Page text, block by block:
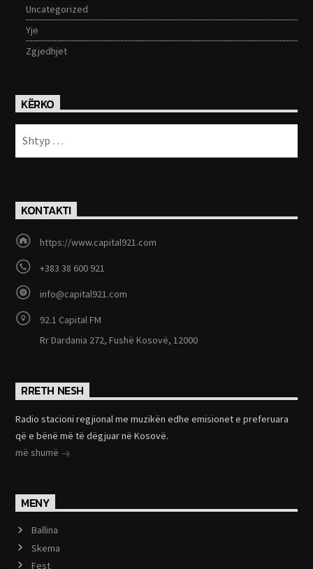
Uncategorized
Yje
Zgjedhjet
KËRKO
KONTAKTI
https://www.capital921.com
+383 38 600 921
info@capital921.com
92.1 Capital FM
Rr Dardania 272, Fushë Kosovë, 12000
RRETH NESH
Radio stacioni regjional me muzikën edhe emisionet e preferuara
që e bënë më të dëgjuar në Kosovë.
më shumë
MENY
Ballina
Skema
Fest